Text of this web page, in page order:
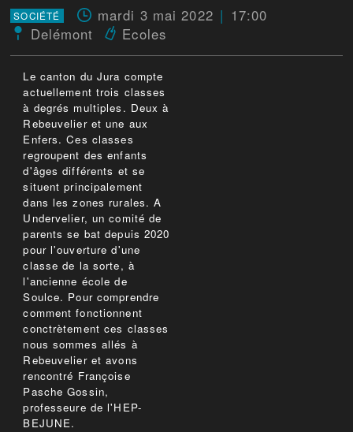
SOCIÉTÉ mardi 3 mai 2022
17:00
Delémont
Ecoles
Le canton du Jura compte
actuellement trois classes
à degrés multiples. Deux à
Rebeuvelier et une aux
Enfers. Ces classes
regroupent des enfants
d'âges différents et se
situent principalement
dans les zones rurales. A
Undervelier, un comité de
parents se bat depuis 2020
pour l'ouverture d'une
classe de la sorte, à
l'ancienne école de
Soulce. Pour comprendre
comment fonctionnent
conctrètement ces classes
nous sommes allés à
Rebeuvelier et avons
rencontré Françoise
Pasche Gossin,
professeure de l'HEP-
BEJUNE.